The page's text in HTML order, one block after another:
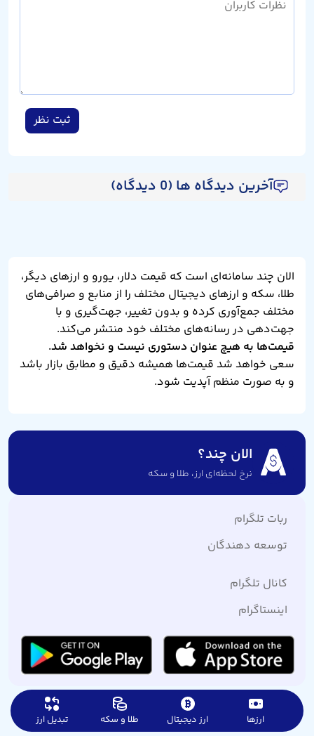
ارزها ارز دیجیتال طلا و سکه تبدیل ارز
ثبت نظر
آخرین دیدگاه ها (0 دیدگاه)
الان چند سامانه‌ای است که قیمت دلار، یورو و ارزهای دیگر،
طلا، سکه و ارزهای دیجیتال مختلف را از منابع و صرافی‌های
مختلف جمع‌آوری کرده و بدون تغییر، جهت‌گیری و با
جهت‌دهی در رسانه‌های مختلف خود منتشر می‌کند.
قیمت‌ها به هیچ عنوان دستوری نیست و نخواهد شد.
سعی خواهد شد قیمت‌ها همیشه دقیق و مطابق بازار باشد
و به صورت منظم آپدیت شود.
الان چند؟
نرخ لحظه‌ای ارز،‌ طلا و سکه
ربات تلگرام
توسعه دهندگان
کانال تلگرام
اینستاگرام